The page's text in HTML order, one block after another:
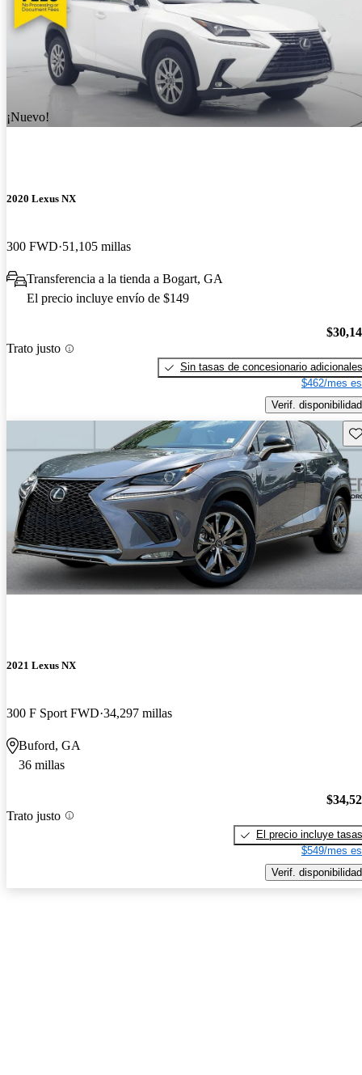
¡Nuevo!
2020 Lexus NX
300 FWD 51,105 millas
Transferencia a la tienda a Bogart, GA
El precio incluye envío de $149
Trato justo
Sin tasas de concesionario adicionales
$462/mes
Verif. disponibilidad
2021 Lexus NX
300 F Sport FWD 34,297 millas
Buford, GA
36 millas
Trato justo
El precio incluye tasas
$549/mes
Verif. disponibilidad